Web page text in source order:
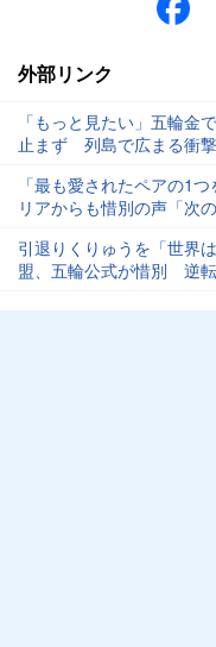
外部リンク
「もっと見たい」五輪
止まず 列島で広まる衝
「最も愛されたペアの1
リアからも惜別の声「次
引退りくりゅうを「世界
盟、五輪公式が惜別 逆転